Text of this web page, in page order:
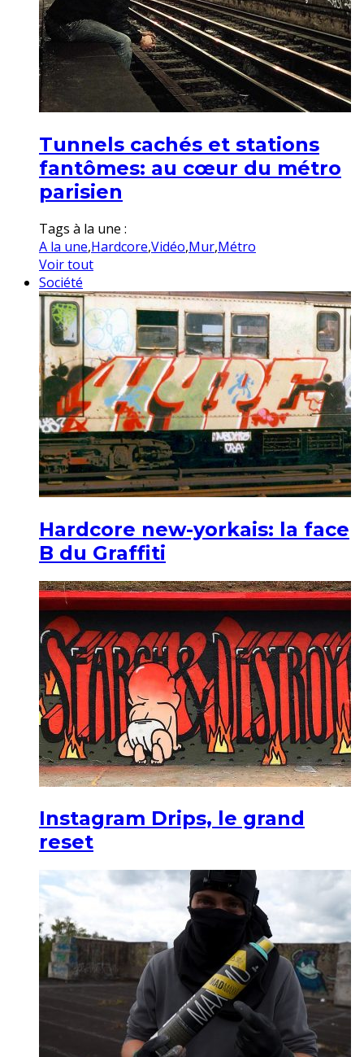
Tunnels cachés et stations
fantômes: au cœur du métro
parisien
Tags à la une :
A la une,Hardcore,Vidéo,Mur,Métro
Voir tout
Société
Hardcore new-yorkais: la face
B du Graffiti
Instagram Drips, le grand
reset